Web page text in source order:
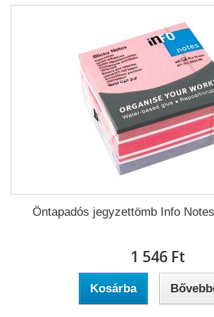
Öntapadós jegyzettömb Info
1 546 Ft‎
Kosárba